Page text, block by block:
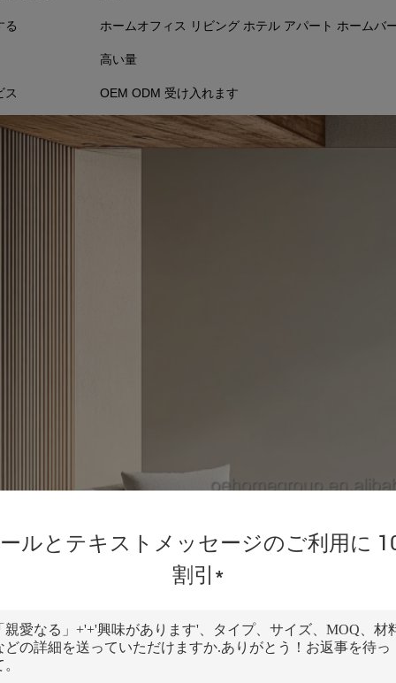
る ホームオフィス リビング ホテル アパート ホームバ
高い量
ス OEM ODM 受け入れます
ルとテキストメッセージのご利用に
割引*